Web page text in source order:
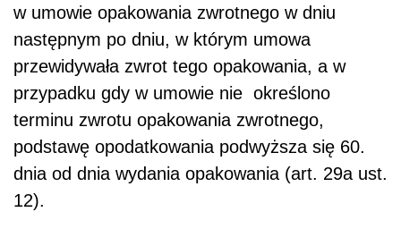
w umowie opakowania zwrotnego w dniu
następnym po dniu, w którym umowa
przewidywała zwrot tego opakowania, a w
przypadku gdy w umowie nie określono
terminu zwrotu opakowania zwrotnego,
podstawę opodatkowania podwyższa się 60.
dnia od dnia wydania opakowania (art. 29a ust.
12).